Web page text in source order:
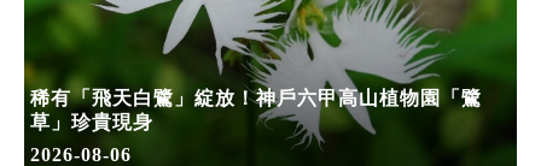
稀有「飛天白鷺」綻放！神戶六甲高山植物園「鷺
草」珍貴現身
2026-08-06